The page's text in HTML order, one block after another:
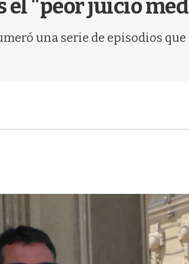
el "peor juicio
una serie de episodios